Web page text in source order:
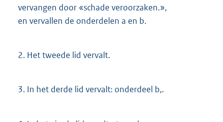
vervangen door «schade veroorzaken.»,
en vervallen de onderdelen a en b.
2. Het tweede lid vervalt.
3. In het derde lid vervalt: onderdeel b,.